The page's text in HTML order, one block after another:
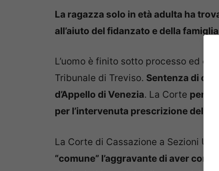
La ragazza solo in età adulta ha
all’aiuto del fidanzato e della famiglia
L’uomo è finito sotto processo ed è
Tribunale di Treviso. Sentenza di
d’Appello di Venezia. La Corte però
per l’intervenuta prescrizione del
La Corte di Cassazione a Sezioni
“comune” l’aggravante di aver